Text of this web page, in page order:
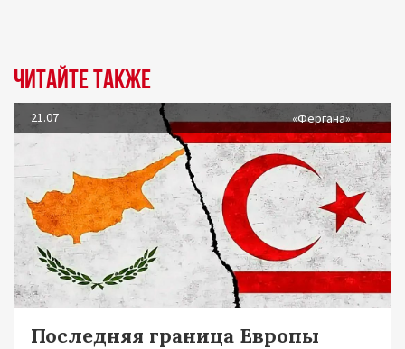
Читайте также
21.07 «Фергана»
Последняя граница Европы